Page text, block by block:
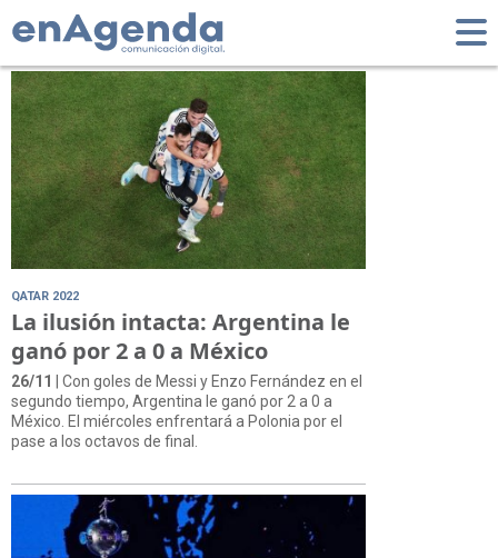
Tag: fase de grupos
QATAR 2022
La ilusión intacta: Argentina le
ganó por 2 a 0 a México
26/11
| Con goles de Messi y Enzo Fernández en el
segundo tiempo, Argentina le ganó por 2 a 0 a
México. El miércoles enfrentará a Polonia por el
pase a los octavos de final.